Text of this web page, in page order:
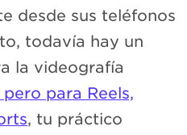
desde sus teléfonos
todavía hay un
la videografía
para Reels,
, tu práctico